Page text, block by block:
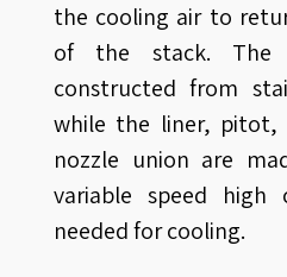
the cooling air to
of the stack. The
constructed from
while the liner, pitot,
nozzle union are
variable speed high
needed for cooling.